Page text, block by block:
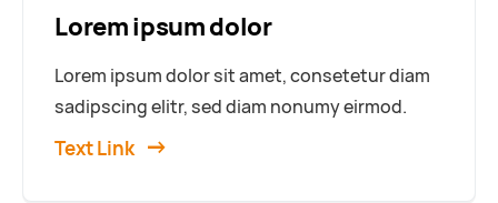
Lorem ipsum dolor
Lorem ipsum dolor sit amet, consetetur diam
sadipscing elitr, sed diam nonumy eirmod.
Text Link